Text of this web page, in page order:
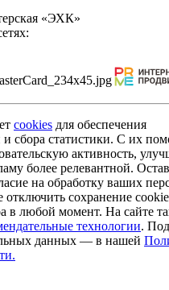
«ЭХК»
cookies для обеспечения
и сбора статистики. С их
активность,
более релевантной.
на обработку ваших
сохранение
в любой момент. На сайте
технологии.
данных — в нашей